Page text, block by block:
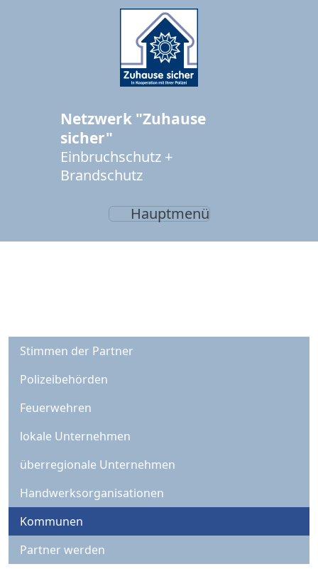
Netzwerk "Zuhause
sicher"
Einbruchschutz +
Brandschutz
Hauptmenü
Stimmen der Partner
Polizeibehörden
Feuerwehren
lokale Unternehmen
überregionale Unternehmen
Handwerksorganisationen
Kommunen
Partner werden